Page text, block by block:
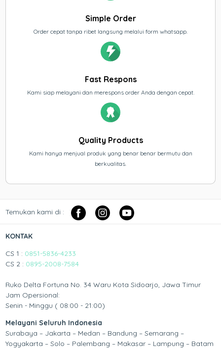
Simple Order
Order cepat tanpa ribet langsung melalui form whatsapp.
Fast Respons
Kami siap melayani dan merespons order Anda dengan cepat.
Quality Products
Kami hanya menjual produk yang benar benar bermutu dan
berkualitas.
Temukan kami di :
KONTAK
CS 1 : 0851-5836-4233
CS 2 : 0895-2008-7584
Ruko Delta Fortuna No. 34 Waru Kota Sidoarjo, Jawa Timur
Jam Opersional:
Senin - Minggu ( 08:00 - 21:00)
Melayani Seluruh Indonesia
Surabaya – Jakarta – Medan – Bandung – Semarang –
Yogyakarta – Solo – Palembang – Makasar – Lampung – Batam